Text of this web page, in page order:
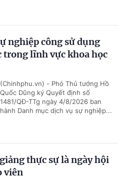
nghiệp công sử dụng
trong lĩnh vực khoa học
(Chinhphu.vn) - Phó Thủ tướng Hồ
Quốc Dũng ký Quyết định số
1481/QĐ-TTg ngày 4/8/2026 ban
hành Danh mục dịch vụ sự nghiệp...
thực sự là ngày hội
viên